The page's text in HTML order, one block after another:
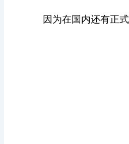
因为在国内还有正